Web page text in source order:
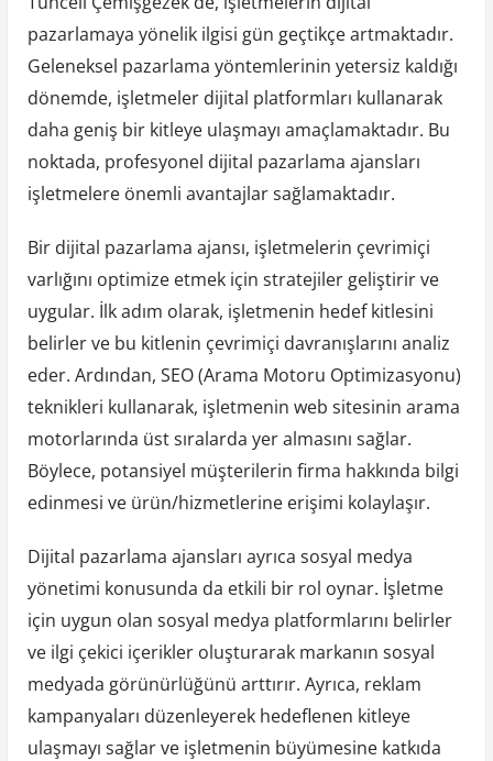
pazarlamaya yönelik ilgisi gün geçtikçe artmaktadır.
Geleneksel pazarlama yöntemlerinin yetersiz kaldığı
dönemde, işletmeler dijital platformları kullanarak
daha geniş bir kitleye ulaşmayı amaçlamaktadır. Bu
noktada, profesyonel dijital pazarlama ajansları
işletmelere önemli avantajlar sağlamaktadır.
Bir dijital pazarlama ajansı, işletmelerin çevrimiçi
varlığını optimize etmek için stratejiler geliştirir ve
uygular. İlk adım olarak, işletmenin hedef kitlesini
belirler ve bu kitlenin çevrimiçi davranışlarını analiz
eder. Ardından, SEO (Arama Motoru Optimizasyonu)
teknikleri kullanarak, işletmenin web sitesinin arama
motorlarında üst sıralarda yer almasını sağlar.
Böylece, potansiyel müşterilerin firma hakkında bilgi
edinmesi ve ürün/hizmetlerine erişimi kolaylaşır.
Dijital pazarlama ajansları ayrıca sosyal medya
yönetimi konusunda da etkili bir rol oynar. İşletme
için uygun olan sosyal medya platformlarını belirler
ve ilgi çekici içerikler oluşturarak markanın sosyal
medyada görünürlüğünü arttırır. Ayrıca, reklam
kampanyaları düzenleyerek hedeflenen kitleye
ulaşmayı sağlar ve işletmenin büyümesine katkıda